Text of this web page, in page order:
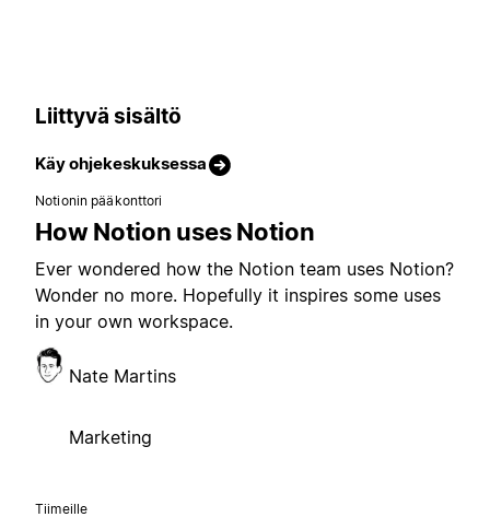
Liittyvä sisältö
Käy ohjekeskuksessa
Notionin pääkonttori
How Notion uses Notion
Ever wondered how the Notion team uses Notion?
Wonder no more. Hopefully it inspires some uses
in your own workspace.
Nate Martins
Marketing
Tiimeille